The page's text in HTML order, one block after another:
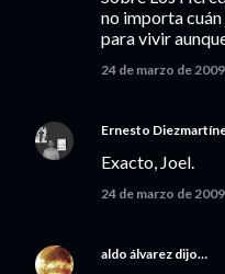
no importa
para vivir
24 de marzo de 2009
Ernesto
Exacto, Joel.
24 de marzo de 2009
aldo álvarez dijo…